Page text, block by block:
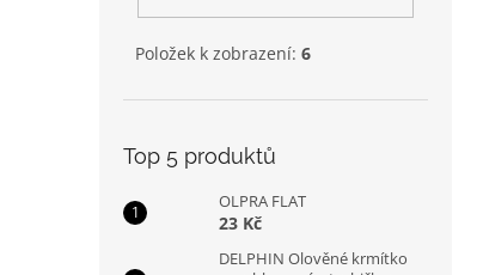
Položek k zobrazení: 6
Top 5 produktů
OLPRA FLAT
23 Kč
DELPHIN Olověné krmítko